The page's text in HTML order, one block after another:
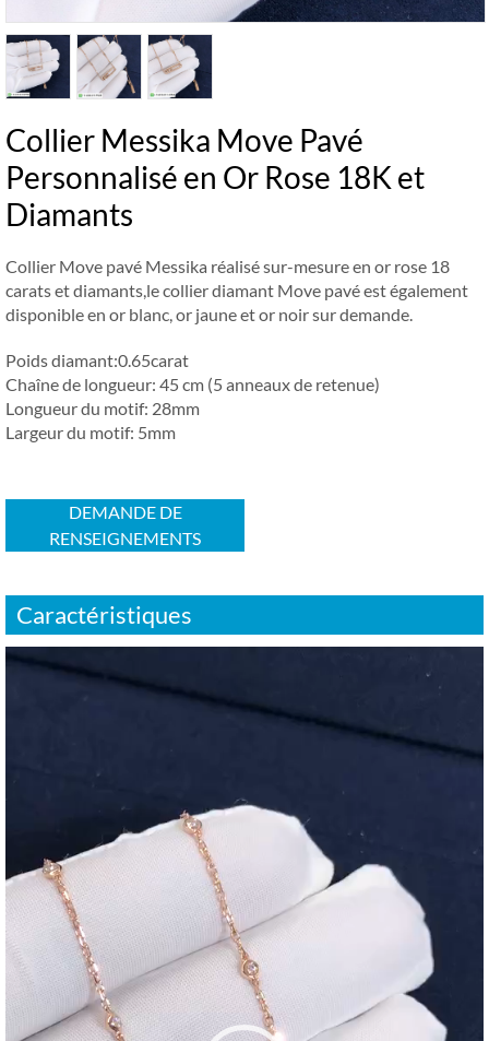
Collier Messika Move Pavé
Personnalisé en Or Rose 18K et
Diamants
Collier Move pavé Messika réalisé sur-mesure en or rose 18
carats et diamants,le collier diamant Move pavé est également
disponible en or blanc, or jaune et or noir sur demande.
Poids diamant:0.65carat
Chaîne de longueur: 45 cm (5 anneaux de retenue)
Longueur du motif: 28mm
Largeur du motif: 5mm
DEMANDE DE
RENSEIGNEMENTS
Caractéristiques
Video
Player